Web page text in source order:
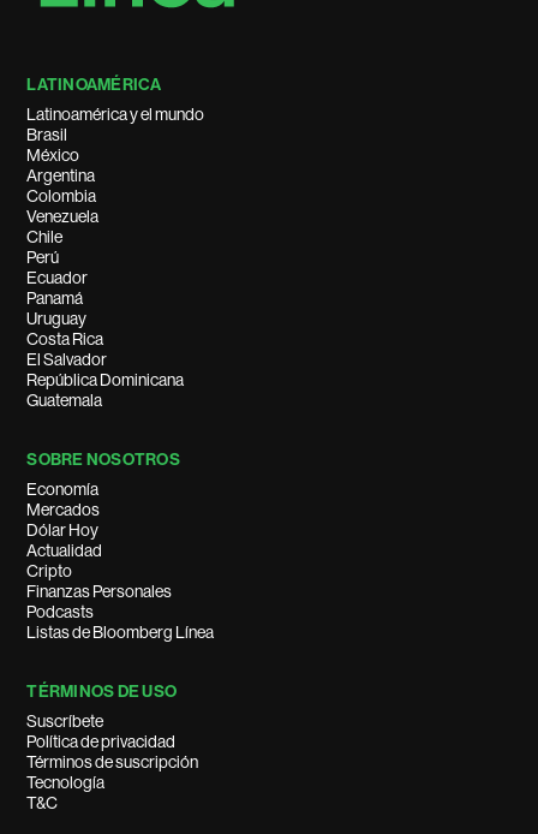
LATINOAMÉRICA
Latinoamérica y el mundo
Brasil
México
Argentina
Colombia
Venezuela
Chile
Perú
Ecuador
Panamá
Uruguay
Costa Rica
El Salvador
República Dominicana
Guatemala
SOBRE NOSOTROS
Economía
Mercados
Dólar Hoy
Actualidad
Cripto
Finanzas Personales
Podcasts
Listas de Bloomberg Línea
TÉRMINOS DE USO
Suscríbete
Política de privacidad
Términos de suscripción
Tecnología
T&C